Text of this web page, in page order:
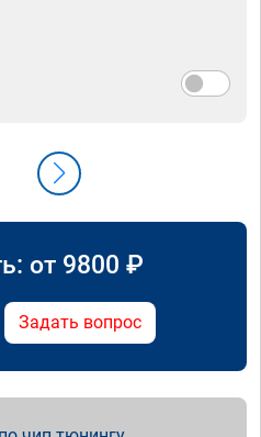
от 9800 ₽
Задать вопрос